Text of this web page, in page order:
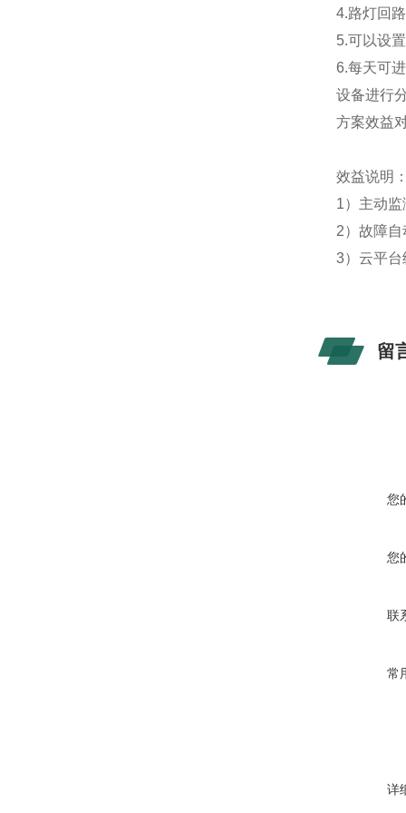
4.路灯回
5.可以设
6.每天可
设备进行
方案效益
效益说明
1）主动
2）故障
3）云平
留
您
您
联
常
详